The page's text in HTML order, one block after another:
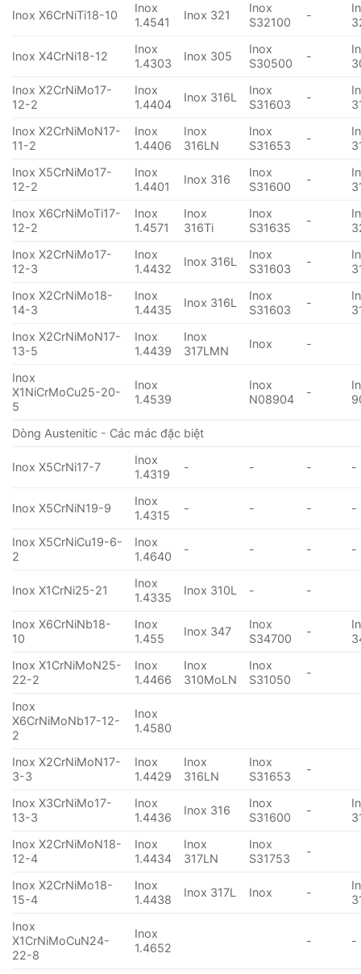
Inox X6CrNiTi18-10
Inox
1.4541
Inox 321
Inox
S32100
-
Inox X4CrNi18-12
Inox
1.4303
Inox 305
Inox
S30500
-
Inox X2CrNiMo17-
12-2
Inox
1.4404
Inox 316L
Inox
S31603
-
Inox X2CrNiMoN17-
11-2
Inox
1.4406
Inox
316LN
Inox
S31653
-
Inox X5CrNiMo17-
12-2
Inox
1.4401
Inox 316
Inox
S31600
-
Inox X6CrNiMoTi17-
12-2
Inox
1.4571
Inox
316Ti
Inox
S31635
-
Inox X2CrNiMo17-
12-3
Inox
1.4432
Inox 316L
Inox
S31603
-
Inox X2CrNiMo18-
14-3
Inox
1.4435
Inox 316L
Inox
S31603
-
Inox X2CrNiMoN17-
13-5
Inox
1.4439
Inox
317LMN
Inox -
Inox
X1NiCrMoCu25-20-
5
Inox
1.4539
Inox
N08904
-
Dòng Austenitic - Các mác đặc biệt
Inox X5CrNi17-7
Inox
1.4319
- - - -
Inox X5CrNiN19-9
Inox
1.4315
- - - -
Inox X5CrNiCu19-6-
2
Inox
1.4640
- - - -
Inox X1CrNi25-21
Inox
1.4335
Inox 310L - -
Inox X6CrNiNb18-
10
Inox
1.455
Inox 347
Inox
S34700
-
Inox X1CrNiMoN25-
22-2
Inox
1.4466
Inox
310MoLN
Inox
S31050
-
Inox
X6CrNiMoNb17-12-
2
Inox
1.4580
Inox X2CrNiMoN17-
3-3
Inox
1.4429
Inox
316LN
Inox
S31653
-
Inox X3CrNiMo17-
13-3
Inox
1.4436
Inox 316
Inox
S31600
-
Inox X2CrNiMoN18-
12-4
Inox
1.4434
Inox
317LN
Inox
S31753
-
Inox X2CrNiMo18-
15-4
Inox
1.4438
Inox 317L Inox -
Inox
X1CrNiMoCuN24-
22-8
Inox
1.4652
- -